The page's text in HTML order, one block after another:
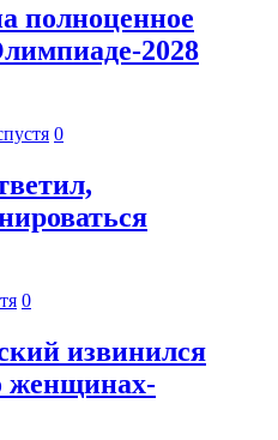
полноценное
2028
0
0
извинился
женщинах-